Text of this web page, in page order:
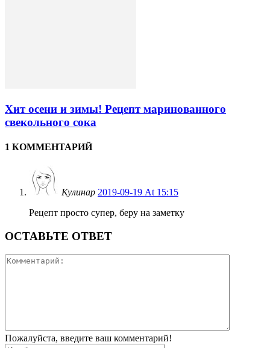
Хит осени и зимы! Рецепт маринованного
свекольного сока
1 КОММЕНТАРИЙ
Кулинар 2019-09-19 At 15:15
Рецепт просто супер, беру на заметку
ОСТАВЬТЕ ОТВЕТ
Пожалуйста, введите ваш комментарий!